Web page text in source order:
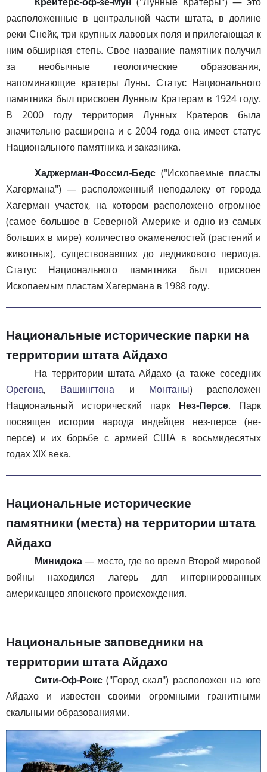
расположенные в центральной части штата, в долине
реки Снейк, три крупных лавовых поля и прилегающая к
ним обширная степь. Свое название памятник получил
за необычные геологические образования,
напоминающие кратеры Луны. Статус Национального
памятника был присвоен Лунным Кратерам в 1924 году.
В 2000 году территория Лунных Кратеров была
значительно расширена и с 2004 года она имеет статус
Национального памятника и заказника.
Хаджерман-Фоссил-Бедс ("Ископаемые пласты
Хагермана") — расположенный неподалеку от города
Хагерман участок, на котором расположено огромное
(самое большое в Северной Америке и одно из самых
больших в мире) количество окаменелостей (растений и
животных), существовавших до ледникового периода.
Статус Национального памятника был присвоен
Ископаемым пластам Хагермана в 1988 году.
Национальные исторические парки на
территории штата Айдахо
На территории штата Айдахо (а также соседних
Орегона, Вашингтона и Монтаны) расположен
Национальный исторический парк Нез-Персе. Парк
посвящен истории народа индейцев нез-персе (не-
персе) и их борьбе с армией США в восьмидесятых
годах XIX века.
Национальные исторические
памятники (места) на территории штата
Айдахо
Минидока— место, где во время Второй мировой
войны находился лагерь для интернированных
американцев японского происхождения.
Национальные заповедники на
территории штата Айдахо
Сити-Оф-Рокс ("Город скал") расположен на юге
Айдахо и известен своими огромными гранитными
скальными образованиями.